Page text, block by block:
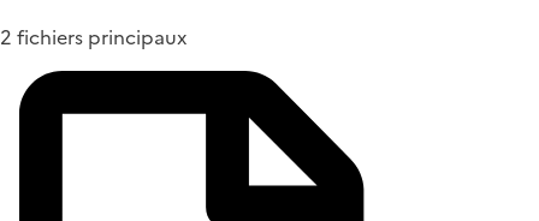
2 fichiers principaux